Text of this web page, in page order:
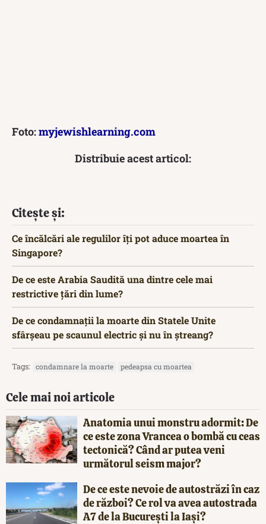
Foto:myjewishlearning.com
Distribuie acest articol:
Citește și:
Ce încălcări ale regulilor îți pot aduce moartea în
Singapore?
De ce este Arabia Saudită una dintre cele mai
restrictive țări din lume?
De ce condamnații la moarte din Statele Unite
sfârșeau pe scaunul electric și nu în ștreang?
Tags: condamnare la moarte pedeapsa cu moartea
Cele mai noi articole
Anatomia unui monstru adormit: De
ce este zona Vrancea o bombă cu ceas
tectonică? Când ar putea veni
următorul seism major?
De ce este nevoie de autostrăzi în caz
de război? Ce rol va avea autostrada
A7 de la București la Iași?